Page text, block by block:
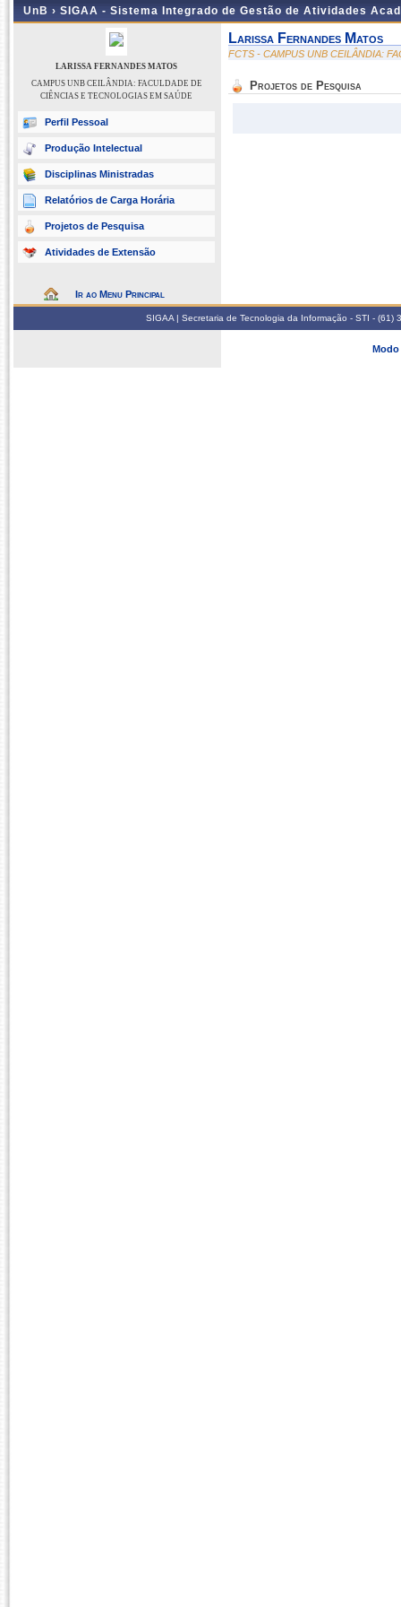
UnB › SIGAA - Sistema Integrado de Gestão de Atividades
LARISSA FERNANDES MATOS
CAMPUS UNB CEILÂNDIA: FACULDADE DE
CIÊNCIAS E TECNOLOGIAS EM SAÚDE
Perfil Pessoal
Produção Intelectual
Disciplinas Ministradas
Relatórios de Carga Horária
Projetos de Pesquisa
Atividades de Extensão
Ir ao Menu Principal
Larissa Fernandes Matos
FCTS - CAMPUS UNB CEILÂNDIA:
Projetos de Pesquisa
SIGAA | Secretaria de Tecnologia da Informação - STI -
Modo